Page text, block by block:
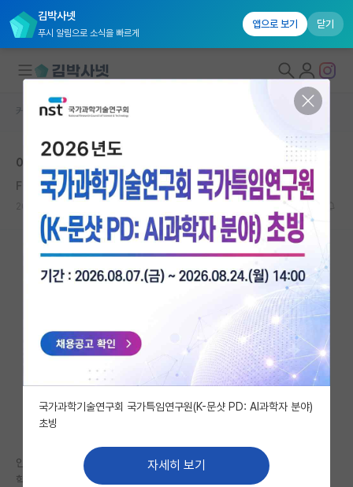
김박사넷
푸시 알림으로 소식을 빠르게
앱으로 보기 닫기
연구실&오픈랩
커뮤니티
커뮤니티 홈
IF 명예의전당
자유 게시판(아무개랩)
미국 유학 게시판
미국 대학원 합격 후기 게시판
대학원생 모집 게시판
커뮤니티 홈 자유 게시판(아무개랩)
아주인하 서류컷
Franz Kafka
안녕하세요 아주인하라인 물리 3-2 재학중인 학부생입니다.
학점은 이번학기 문제 없이 잘 마친다면 4.5만점에 전공 4.2, 전체 3.8 정
국가과학기술연구회 국가특임연구원(K-문샷 PD: AI과학자 분야)
초빙
자세히 보기